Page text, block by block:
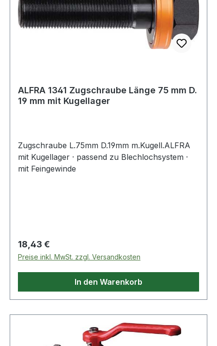
ALFRA 1341 Zugschraube Länge 75 mm D.
19 mm mit Kugellager
Zugschraube L.75mm D.19mm m.Kugell.ALFRA
mit Kugellager · passend zu Blechlochsystem ·
mit Feingewinde
Regulärer Preis:
18,43 €
Preise inkl. MwSt. zzgl. Versandkosten
In den Warenkorb